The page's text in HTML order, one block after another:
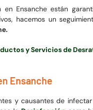
en Ensanche están
hacemos un
y Servicios de
Ensanche
y causantes de